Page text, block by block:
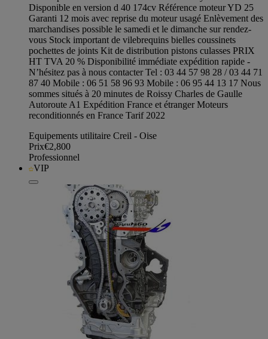
Disponible en version d 40 174cv Référence moteur YD 25
Garanti 12 mois avec reprise du moteur usagé Enlèvement des
marchandises possible le samedi et le dimanche sur rendez-
vous Stock important de vilebrequins bielles coussinets
pochettes de joints Kit de distribution pistons culasses PRIX
HT TVA 20 % Disponibilité immédiate expédition rapide -
N’hésitez pas à nous contacter Tel : 03 44 57 98 28 / 03 44 71
87 40 Mobile : 06 51 58 96 93 Mobile : 06 95 44 13 17 Nous
sommes situés à 20 minutes de Roissy Charles de Gaulle
Autoroute A1 Expédition France et étranger Moteurs
reconditionnés en France Tarif 2022
Equipements utilitaire Creil - Oise
Prix€2,800
Professionnel
VIP